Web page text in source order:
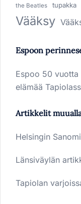
the Beatles tupakka
Vääksy
Espoon
Espoo 50 vuotta
elämää
Artikkelit
Helsingin
Länsiväylän
Tapiolan